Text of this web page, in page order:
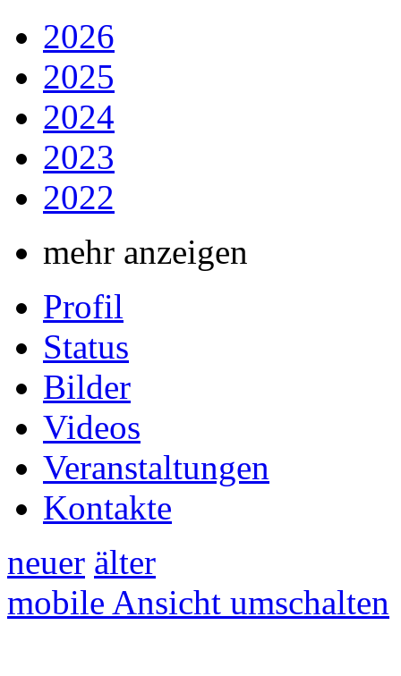
2026
2025
2024
2023
2022
mehr anzeigen
Profil
Status
Bilder
Videos
Veranstaltungen
Kontakte
neuer älter
mobile Ansicht umschalten